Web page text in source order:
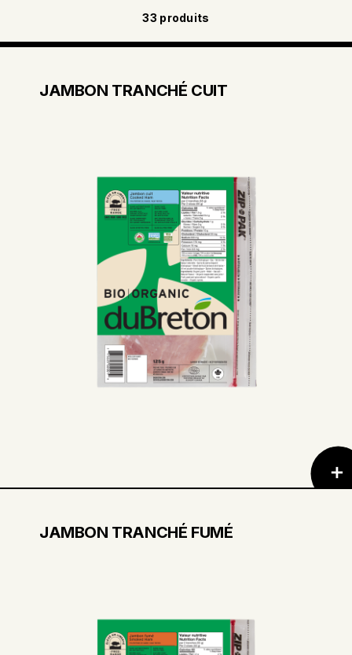
33 produits
JAMBON TRANCHÉ CUIT
JAMBON TRANCHÉ FUMÉ